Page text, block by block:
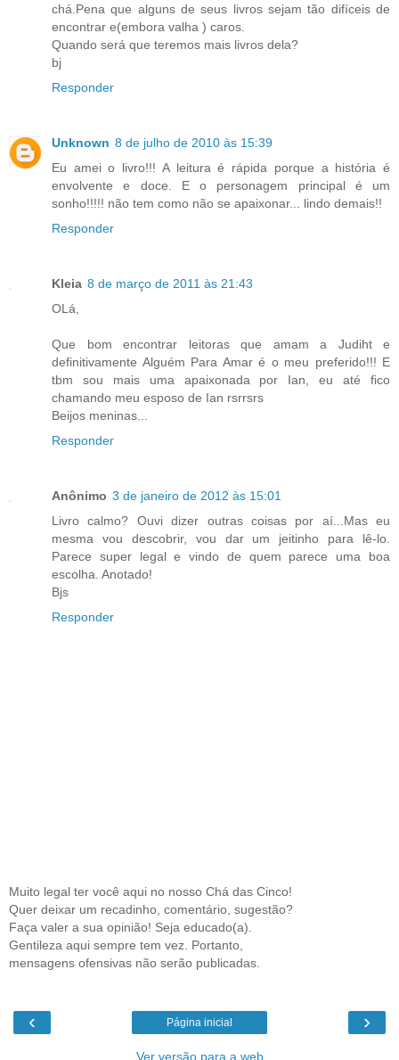
chá.Pena que alguns de seus livros sejam tão difíceis de
encontrar e(embora valha ) caros.
Quando será que teremos mais livros dela?
bj
Responder
Unknown 8 de julho de 2010 às 15:39
Eu amei o livro!!! A leitura é rápida porque a história é
envolvente e doce. E o personagem principal é um
sonho!!!!! não tem como não se apaixonar... lindo demais!!
Responder
Kleia 8 de março de 2011 às 21:43
OLá,
Que bom encontrar leitoras que amam a Judiht e
definitivamente Alguém Para Amar é o meu preferido!!! E
tbm sou mais uma apaixonada por Ian, eu até fico
chamando meu esposo de Ian rsrrsrs
Beijos meninas...
Responder
Anônimo 3 de janeiro de 2012 às 15:01
Livro calmo? Ouvi dizer outras coisas por aí...Mas eu
mesma vou descobrir, vou dar um jeitinho para lê-lo.
Parece super legal e vindo de quem parece uma boa
escolha. Anotado!
Bjs
Responder
Muito legal ter você aqui no nosso Chá das Cinco!
Quer deixar um recadinho, comentário, sugestão?
Faça valer a sua opinião! Seja educado(a).
Gentileza aqui sempre tem vez. Portanto,
mensagens ofensivas não serão publicadas.
‹ ›
Página inicial
Ver versão para a web